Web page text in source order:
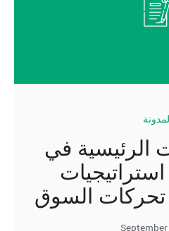
الرئيسية في
تحركات السوق